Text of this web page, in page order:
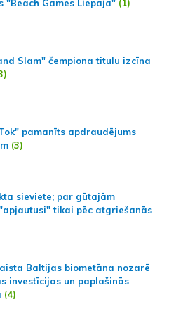
"Beach Games Liepaja" (1)
Slam" čempiona titulu izcīna
pamanīts apdraudējums
(3)
sieviete; par gūtajām
tikai pēc atgriešanās
Baltijas biometāna nozarē
investīcijas un paplašinās
(4)